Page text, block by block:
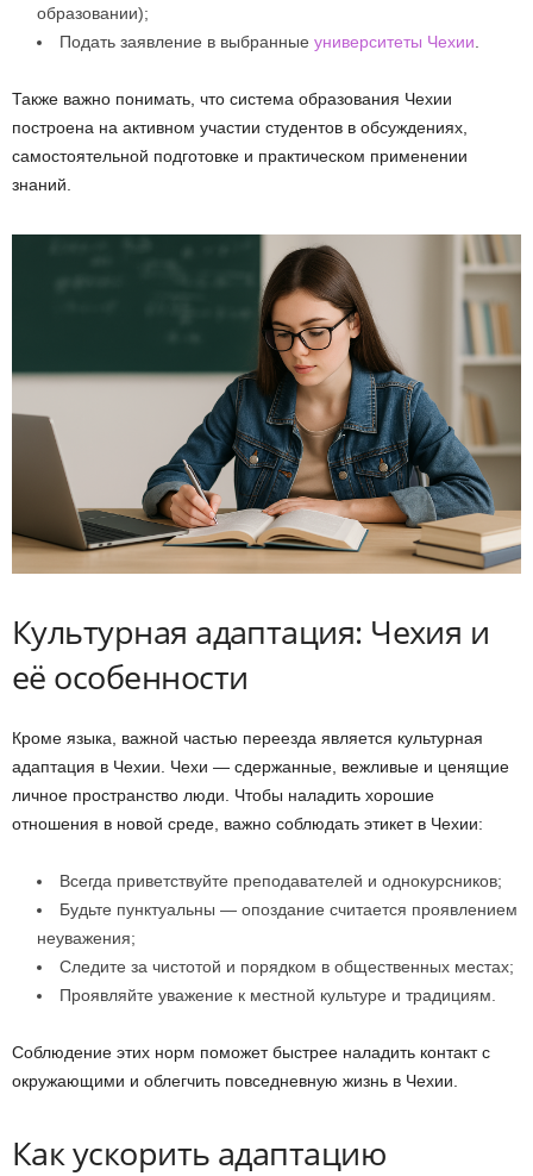
образовании);
Подать заявление в выбранные университеты Чехии
Также важно понимать, что система образования Чехии
построена на активном участии студентов в обсуждениях,
самостоятельной подготовке и практическом применении
знаний.
Культурная адаптация: Чехия и
её особенности
Кроме языка, важной частью переезда является культурная
адаптация в Чехии. Чехи — сдержанные, вежливые и ценящие
личное пространство люди. Чтобы наладить хорошие
отношения в новой среде, важно соблюдать этикет в Чехии:
Всегда приветствуйте преподавателей и однокурсников;
Будьте пунктуальны — опоздание считается проявлением
неуважения;
Следите за чистотой и порядком в общественных местах;
Проявляйте уважение к местной культуре и традициям.
Соблюдение этих норм поможет быстрее наладить контакт с
окружающими и облегчить повседневную жизнь в Чехии.
Как ускорить адаптацию